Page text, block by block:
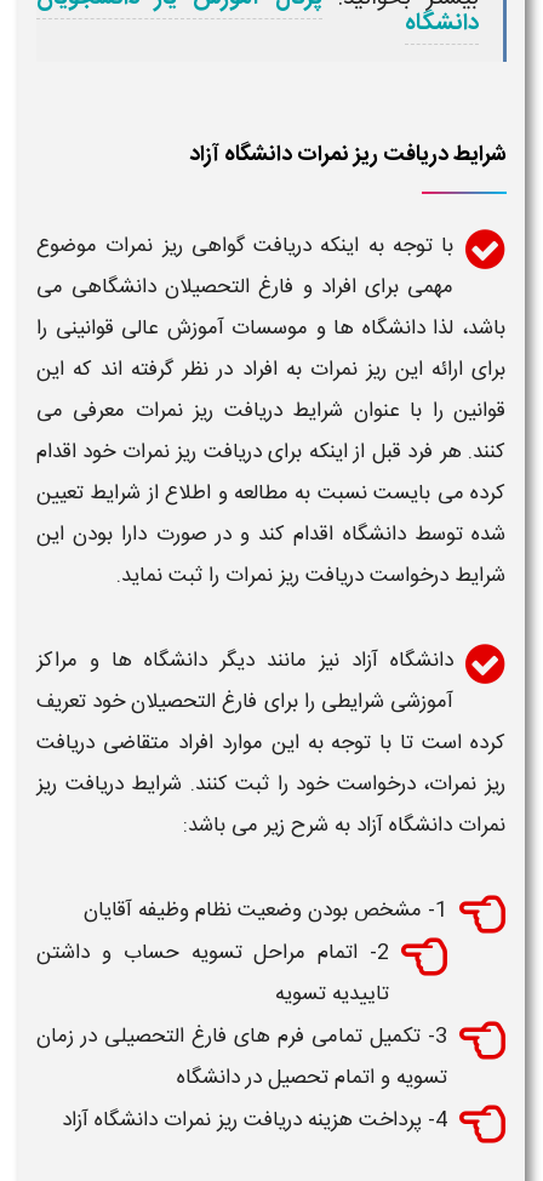
دانشگاه
شرایط دریافت ریز نمرات دانشگاه آزاد
با توجه به اینکه دریافتگواهی ریز نمرات موضوع
مهمی برای افراد و فارغ التحصیلان دانشگاهی می
باشد، لذادانشگاه ها و موسسات آموزش عالی قوانینی را
برای ارائه این ریز نمرات به افراد در نظر گرفته اند که این
قوانین را با عنوان شرایطدریافت ریز نمرات معرفی می
کنند. هر فرد قبل از اینکه برایدریافت ریز نمرات خود اقدام
کرده می بایست نسبت به مطالعه و اطلاع از شرایط تعیین
شده توسطدانشگاه اقدام کند و در صورت دارا بودن این
شرایط درخواستدریافت ریز نمرات را ثبت نماید.
دانشگاه آزاد نیز مانند دیگر دانشگاه ها و مراکز
آموزشی شرایطی را برای فارغ التحصیلان خود تعریف
کرده است تا با توجه به این موارد افراد متقاضی دریافت
ریز نمرات، درخواست خود را ثبت کنند. شرایطدریافت ریز
نمرات دانشگاه آزاد به شرح زیر می باشد:
1- مشخص بودن وضعیت نظام وظیفه آقایان
2- اتمام مراحل تسویه حساب و داشتن
تاییدیه تسویه
3- تکمیل تمامی فرم های فارغ التحصیلی در زمان
تسویه و اتمام تحصیل دردانشگاه
4- پرداخت هزینه
دریافت ریز نمرات دانشگاه آزاد